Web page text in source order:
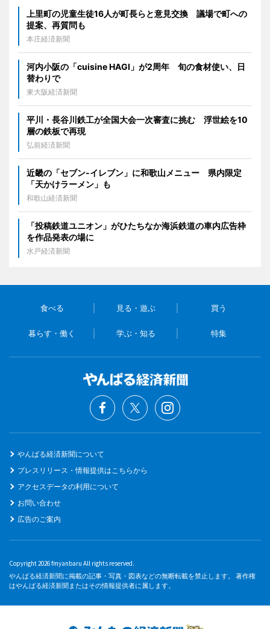
上里町の児童生徒16人が町長らと意見交換 議場で町への
提案、再質問も
本庄経済新聞
河内小阪の「cuisine HAGI」が2周年 旬の食材使い、日
替わりで
東大阪経済新聞
平川・長谷川鉄工が全国大会一次審査に挑む 浮世絵を10
層の鉄板で再現
弘前経済新聞
近畿の「セブン-イレブン」に和歌山メニュー 県内限定
「天かけラーメン」も
和歌山経済新聞
「投稿鉄道ユニオン」がひたちなか海浜鉄道の車内広告枠
を作品発表の場に
水戸経済新聞
食べる 見る・遊ぶ 買う
暮らす・働く 学ぶ・知る 特集
やんばる経済新聞について
プレスリリース・情報提供はこちらから
アクセスデータの利用について
お問い合わせ
広告のご案内
Copyright 2026 fmyanbaru All rights reserved.
やんばる経済新聞に掲載の記事・写真・図表などの無断転載を禁止します。 著作権
はやんばる経済新聞またはその情報提供者に属します。